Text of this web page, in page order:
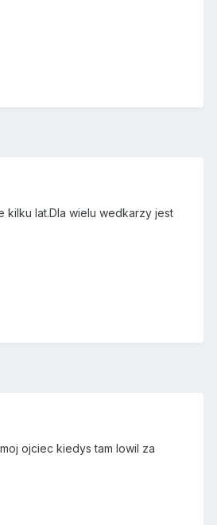
kilku lat.Dla wielu wedkarzy jest
ojciec kiedys tam lowil za